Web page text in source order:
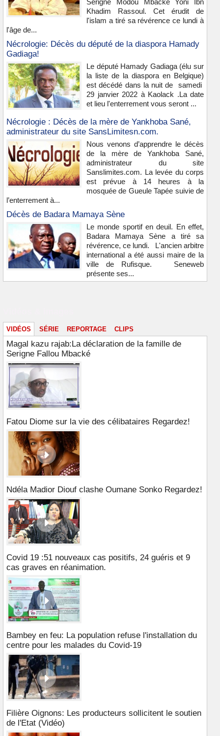
Serigne Modou Mbacké Yoni Ibn
Khadim Rassoul. Cet érudit de
l'islam a tiré sa révérence ce lundi à
l'âge de...
Nécrologie: Décès du député de la diaspora Hamady
Gadiaga!
Le député Hamady Gadiaga (élu sur
la liste de la diaspora en Belgique)
est décédé dans la nuit de samedi
29 janvier 2022 à Kaolack .La date
et lieu l'enterrement vous seront ...
Nécrologie : Décès de la mère de Yankhoba Sané,
administrateur du site SansLimitesn.com.
Nous venons d’apprendre le décès
de la mère de Yankhoba Sané,
administrateur du site
Sanslimites.com. La levée du corps
est prévue à 14 heures à la
mosquée de Gueule Tapée suivie de
l’enterrement à...
Décès de Badara Mamaya Sène
Le monde sportif en deuil. En effet,
Badara Mamaya Sène a tiré sa
révérence, ce lundi. L'ancien arbitre
international a été aussi maire de la
ville de Rufisque. Seneweb
présente ses...
VIDÉOS SÉRIE REPORTAGE CLIPS
Magal kazu rajab:La déclaration de la famille de
Serigne Fallou Mbacké
Fatou Diome sur la vie des célibataires Regardez!
Ndéla Madior Diouf clashe Oumane Sonko Regardez!
Covid 19 :51 nouveaux cas positifs, 24 guéris et 9
cas graves en réanimation.
Bambey en feu: La population refuse l'installation du
centre pour les malades du Covid-19
Filière Oignons: Les producteurs sollicitent le soutien
de l'Etat (Vidéo)